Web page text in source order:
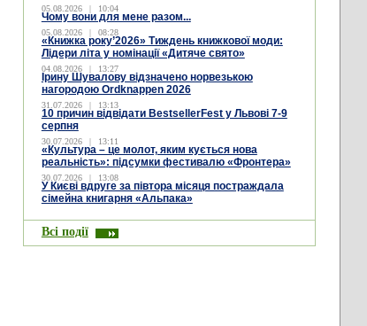
05.08.2026 | 10:04
Чому вони для мене разом...
05.08.2026 | 08:28
«Книжка року’2026» Тиждень книжкової моди:
Лідери літа у номінації «Дитяче свято»
04.08.2026 | 13:27
Ірину Шувалову відзначено норвезькою
нагородою Ordknappen 2026
31.07.2026 | 13:13
10 причин відвідати BestsellerFest у Львові 7-9
серпня
30.07.2026 | 13:11
«Культура – це молот, яким кується нова
реальність»: підсумки фестивалю «Фронтера»
30.07.2026 | 13:08
У Києві вдруге за півтора місяця постраждала
сімейна книгарня «Альпака»
Всі події